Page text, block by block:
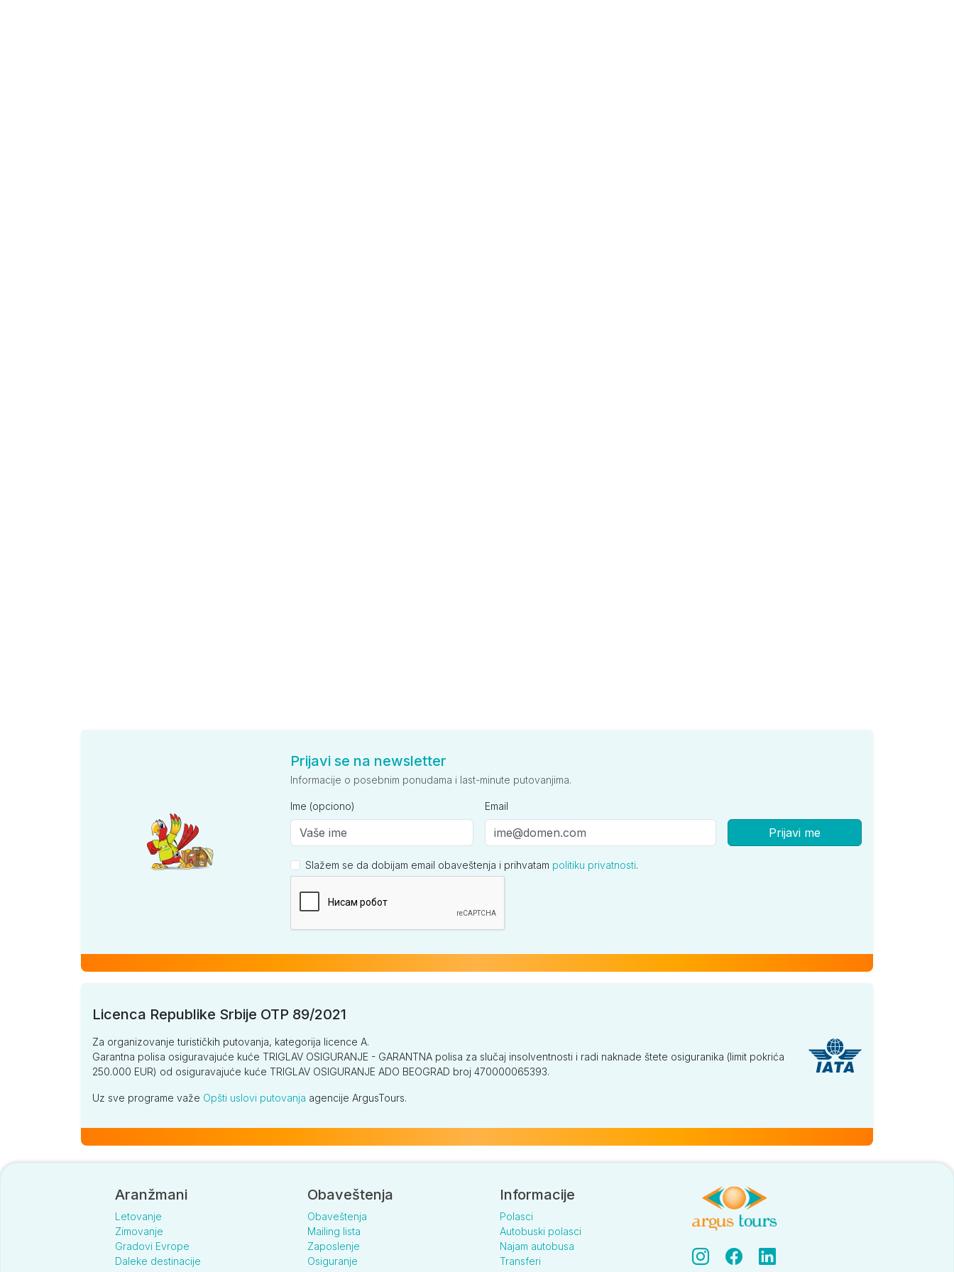
Prijavi se na newsletter
Informacije o posebnim ponudama i last-minute putovanjima.
Ime (opciono) Email
Prijavi me
Slažem se da dobijam email obaveštenja i prihvatam politiku privatnosti.
Licenca Republike Srbije OTP 89/2021
Za organizovanje turističkih putovanja, kategorija licence A.
Garantna polisa osiguravajuće kuće TRIGLAV OSIGURANJE - GARANTNA polisa za slučaj insolventnosti i radi naknade štete osiguranika (limit pokrića
250.000 EUR) od osiguravajuće kuće TRIGLAV OSIGURANJE ADO BEOGRAD broj 470000065393.
Uz sve programe važe Opšti uslovi putovanja agencije ArgusTours.
Aranžmani
Letovanje
Zimovanje
Gradovi Evrope
Daleke destinacije
Obaveštenja
Obaveštenja
Mailing lista
Zaposlenje
Osiguranje
Informacije
Polasci
Autobuski polasci
Najam autobusa
Transferi